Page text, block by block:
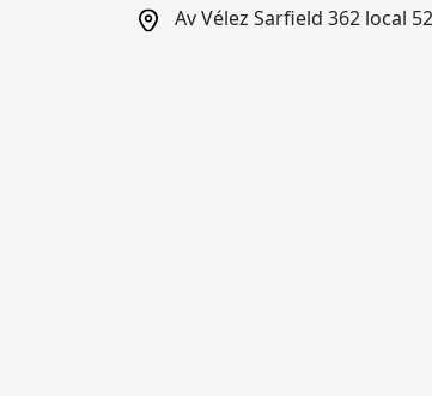
Av Vélez Sarfield 362 local